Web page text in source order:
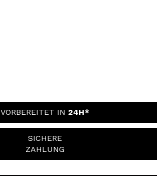
VORBEREITET IN 24H*
SICHERE
ZAHLUNG